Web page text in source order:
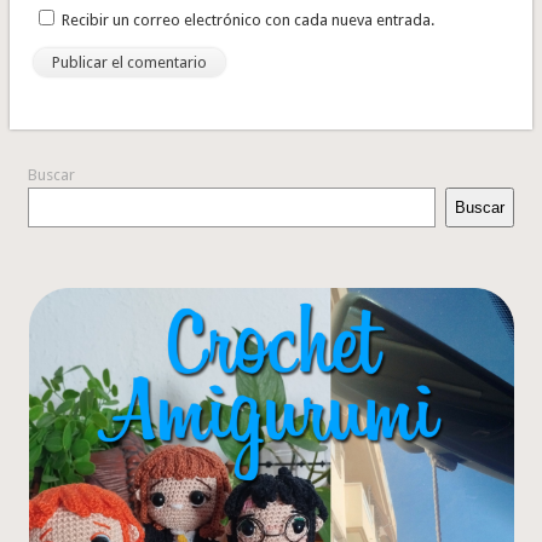
Recibir un correo electrónico con cada nueva entrada.
Buscar
Buscar